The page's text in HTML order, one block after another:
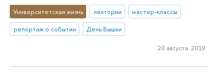
Университетская жизнь лектории
мастер-классы
репортаж о событии
День Вышки
20 августа 2019